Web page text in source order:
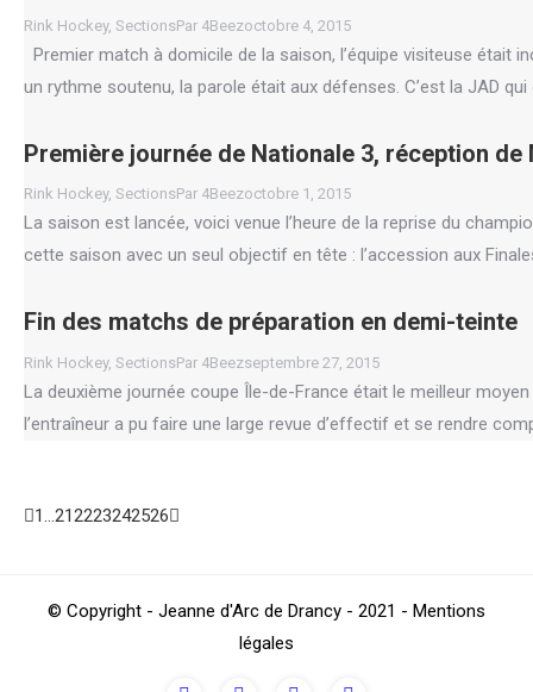
Rink Hockey, SectionsPar 4Beezoctobre 4, 2015
Premier match à domicile de la saison, l’équipe visiteuse était
un rythme soutenu, la parole était aux défenses. C’est la JAD
Première journée de Nationale 3, réception
Rink Hockey, SectionsPar 4Beezoctobre 1, 2015
La saison est lancée, voici venue l’heure de la reprise du
cette saison avec un seul objectif en tête : l’accession aux
Fin des matchs de préparation en demi-teinte
Rink Hockey, SectionsPar 4Beezseptembre 27, 2015
La deuxième journée coupe Île-de-France était le meilleur
l’entraîneur a pu faire une large revue d’effectif et se rendre
1 212223242526
© Copyright - Jeanne d'Arc de Drancy - 2021 - Mentions
légales